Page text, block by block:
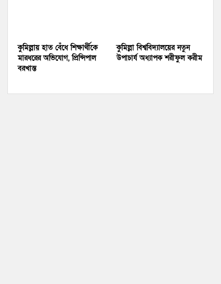
কুমিল্লায় হাত বেঁধে শিক্ষার্থীকে
মারধরের অভিযোগ, প্রিন্সিপাল
বরখাস্ত
কুমিল্লা বিশ্ববিদ্যালয়ের নতুন
উপাচার্য অধ্যাপক শরীফুল করীম